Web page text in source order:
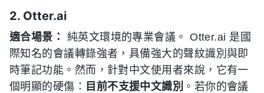
2. Otter.ai
適合場景：
純英文環境的專業會議。 Otter.ai 是國
際知名的會議轉錄強者，具備強大的聲紋識別與即
時筆記功能。然而，針對中文使用者來說，它有一
個明顯的硬傷： 目前不支援中文識別 。若你的會議